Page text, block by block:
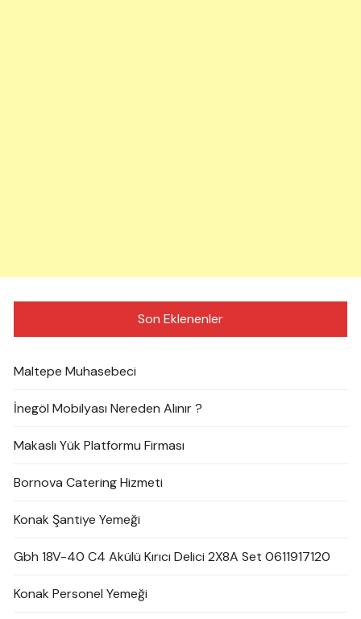
Son Eklenenler
Maltepe Muhasebeci
İnegöl Mobilyası Nereden Alınır ?
Makaslı Yük Platformu Firması
Bornova Catering Hizmeti
Konak Şantiye Yemeği
Gbh 18V-40 C4 Akülü Kırıcı Delici 2X8A Set 0611917120
Konak Personel Yemeği